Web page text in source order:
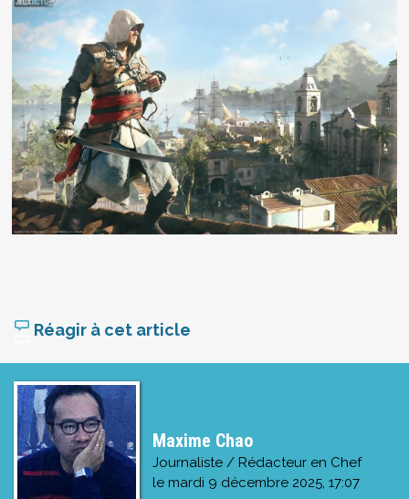
Réagir à cet article
Maxime Chao
Journaliste / Rédacteur en Chef
le mardi 9 décembre 2025, 17:07